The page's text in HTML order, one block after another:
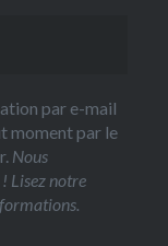
par e-mail
moment par le
Nous
! Lisez notre